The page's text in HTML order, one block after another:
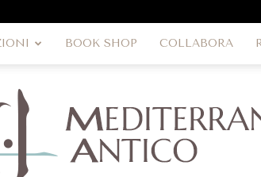
BOOK SHOP COLLABORA